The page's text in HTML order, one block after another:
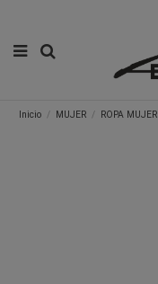
Inicio MUJER ROPA MUJER